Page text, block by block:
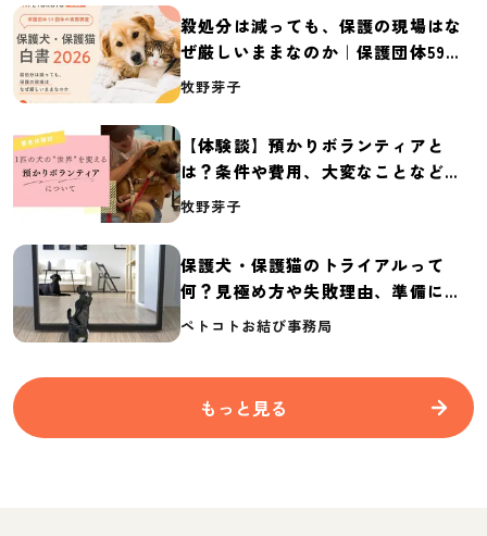
殺処分は減っても、保護の現場はな
ぜ厳しいままなのか｜保護団体59団
体の実態調査【保護犬・保護猫白書
牧野芽子
【体験談】預かりボランティアと
は？条件や費用、大変なことなど紹
介
牧野芽子
保護犬・保護猫のトライアルって
何？見極め方や失敗理由、準備に必
要なものを紹介
ペトコトお結び事務局
もっと見る